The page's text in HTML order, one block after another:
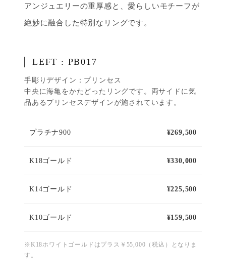
アンジュエリーの重厚感と、愛らしいモチーフが
絶妙に融合した特別なリングです。
LEFT : PB017
手彫りデザイン：プリンセス
中央に海亀をかたどったリングです。両サイドに気
品あるプリンセスデザインが施されています。
プラチナ900 ¥269,500
K18ゴールド ¥330,000
K14ゴールド ¥225,500
K10ゴールド ¥159,500
※K18ホワイトゴールドはプラス￥55,000（税込）となりま
す。